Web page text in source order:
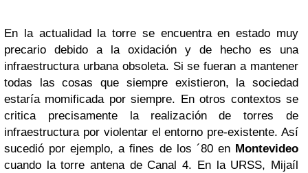
En la actualidad la torre se encuentra en estado muy
precario debido a la oxidación y de hecho es una
infraestructura urbana obsoleta. Si se fueran a mantener
todas las cosas que siempre existieron, la sociedad
estaría momificada por siempre. En otros contextos se
critica precisamente la realización de torres de
infraestructura por violentar el entorno pre-existente. Así
sucedió por ejemplo, a fines de los ´80 en Montevideo
cuando la torre antena de Canal 4. En la URSS, Mijaíl